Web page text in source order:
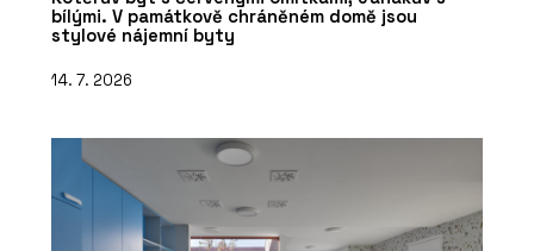
bílými. V památkově chráněném domě jsou
stylové nájemní byty
14. 7. 2026